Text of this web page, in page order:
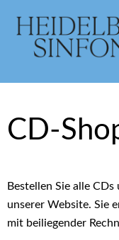
CD-
Bestellen Sie alle
unserer Website. Sie
mit beiliegender